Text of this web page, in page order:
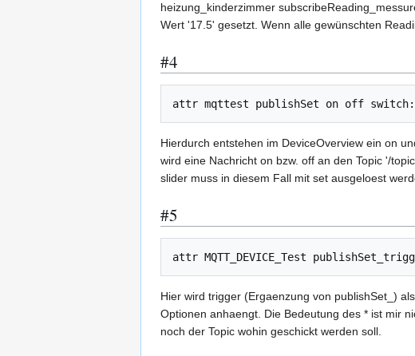
heizung_kinderzimmer
Wert '17.5' gesetzt. Wenn alle gewünschten
#4
Hierdurch entstehen im DeviceOverview ein on
wird eine Nachricht on bzw. off an den Topic '/
slider muss in diesem Fall mit set ausgeloest
#5
Hier wird trigger (Ergaenzung von publishSet_)
Optionen anhaengt. Die Bedeutung des * ist mir
noch der Topic wohin geschickt werden soll.